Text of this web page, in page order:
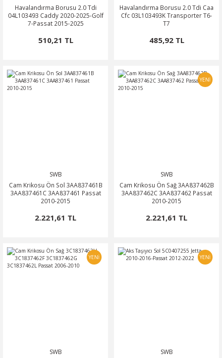
Havalandırma Borusu 2.0 Tdi
04L103493 Caddy 2020-2025-Golf
7-Passat 2015-2025
510,21 TL
Havalandırma Borusu 2.0 Tdi Caa
Cfc 03L103493K Transporter T6-
T7
485,92 TL
SWB
Cam Krikosu Ön Sol 3AA837461B
3AA837461C 3AA837461 Passat
2010-2015
2.221,61 TL
YENİ
SWB
Cam Krikosu Ön Sağ 3AA837462B
3AA837462C 3AA837462 Passat
2010-2015
2.221,61 TL
YENİ
SWB
YENİ
SWB